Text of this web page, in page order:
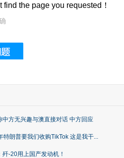
find the page you requested！
中方无兴趣与澳直接对话 中方回应
特朗普要我们收购TikTok 这是我干...
-20用上国产发动机！